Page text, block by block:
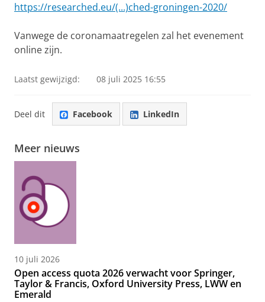
https://researched.eu/(...)ched-groningen-2020/
Vanwege de coronamaatregelen zal het evenement
online zijn.
Laatst gewijzigd: 08 juli 2025 16:55
Deel dit Facebook LinkedIn
Meer nieuws
10 juli 2026
Open access quota 2026 verwacht voor Springer,
Taylor & Francis, Oxford University Press, LWW en
Emerald